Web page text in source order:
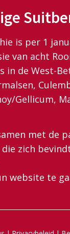
is per 1
van acht
in de West-
Gellicum,
met de
die zich
website te